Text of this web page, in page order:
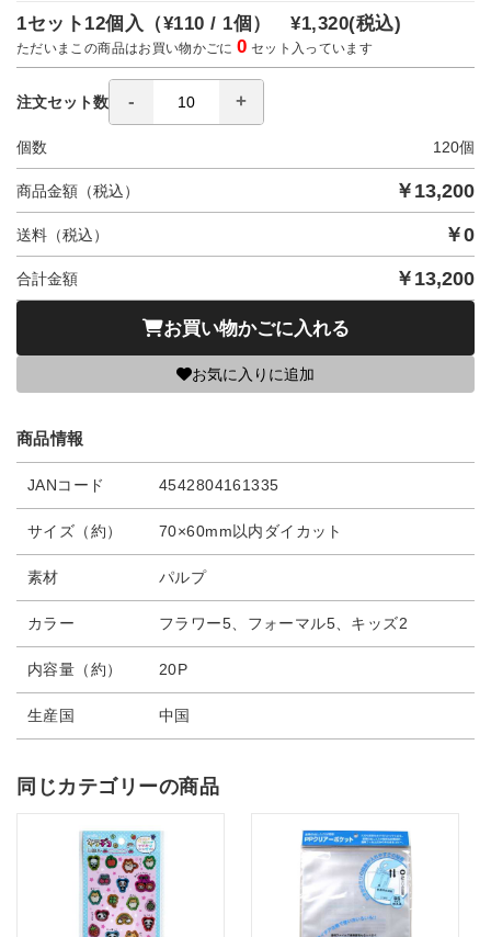
1セット12個入（¥110 / 1個）¥1,320(税込)
ただいまこの商品はお買い物かごに0 セット入っています
注文セット数
個数 120個
商品金額（税込） ￥ 13,200
送料（税込） ￥0
合計金額 ￥ 13,200
お買い物かごに入れる
お気に入りに追加
商品情報
JANコード 4542804161335
サイズ（約） 70×60mm以内ダイカット
素材 パルプ
カラー フラワー5、フォーマル5、キッズ2
内容量（約） 20P
生産国 中国
同じカテゴリーの商品